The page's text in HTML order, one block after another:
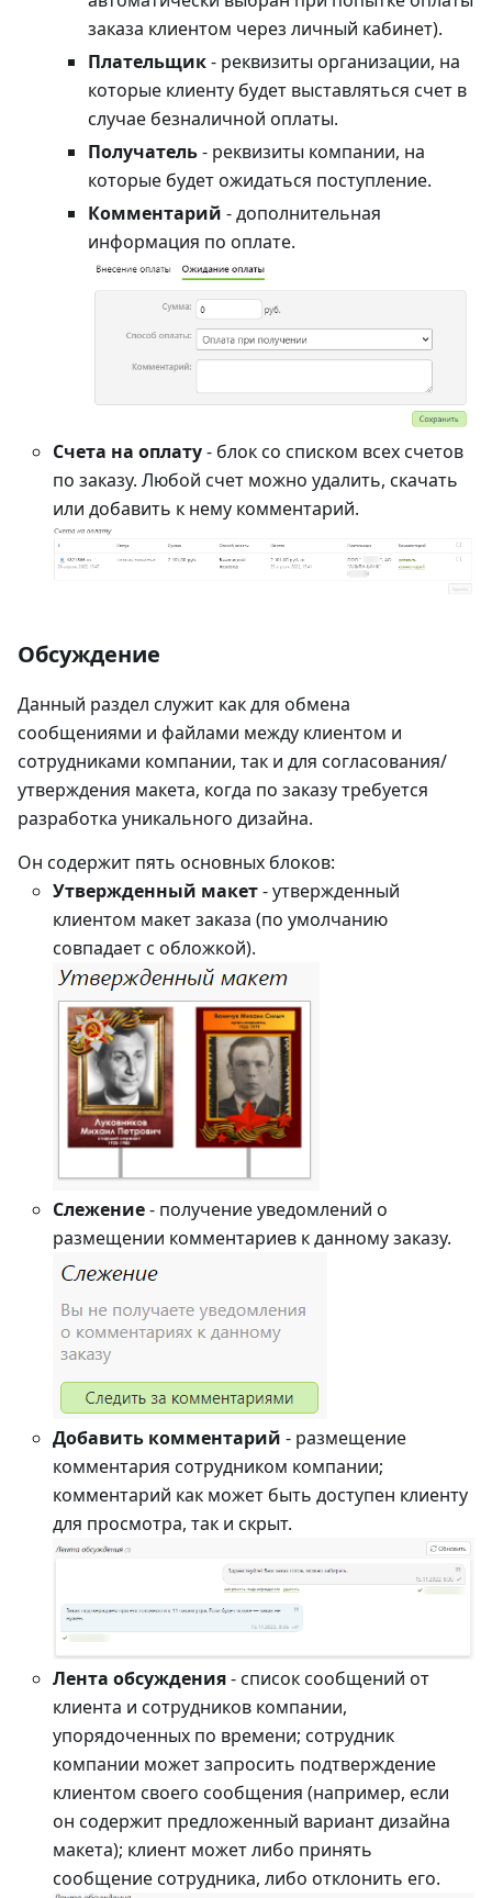
заказа клиентом через личный кабинет).
Плательщик- реквизиты организации, на
которые клиенту будет выставляться счет в
случае безналичной оплаты.
Получатель- реквизиты компании, на
которые будет ожидаться поступление.
Комментарий - дополнительная
информация по оплате.
Счета на оплату- блок со списком всех счетов
по заказу. Любой счет можно удалить, скачать
или добавить к нему комментарий.
Обсуждение
Данный раздел служит как для обмена
сообщениями и файлами между клиентом и
сотрудниками компании, так и для согласования/
утверждения макета, когда по заказу требуется
разработка уникального дизайна.
Он содержит пять основных блоков:
Утвержденный макет- утвержденный
клиентом макет заказа (по умолчанию
совпадает с обложкой).
Слежение- получение уведомлений о
размещении комментариев к данному заказу.
Добавить комментарий - размещение
комментария сотрудником компании;
комментарий как может быть доступен клиенту
для просмотра, так и скрыт.
Лента обсуждения- cписок сообщений от
клиента и сотрудников компании,
упорядоченных по времени; сотрудник
компании может запросить подтверждение
клиентом своего сообщения (например, если
он содержит предложенный вариант дизайна
макета); клиент может либо принять
сообщение сотрудника, либо отклонить его.